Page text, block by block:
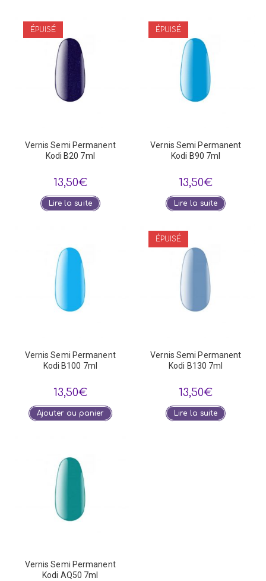
ÉPUISÉ
Vernis Semi Permanent
Kodi B20 7ml
13,50€
Lire la suite
ÉPUISÉ
Vernis Semi Permanent
Kodi B90 7ml
13,50€
Lire la suite
Vernis Semi Permanent
Kodi B100 7ml
13,50€
Ajouter au panier
ÉPUISÉ
Vernis Semi Permanent
Kodi B130 7ml
13,50€
Lire la suite
Vernis Semi Permanent
Kodi AQ50 7ml